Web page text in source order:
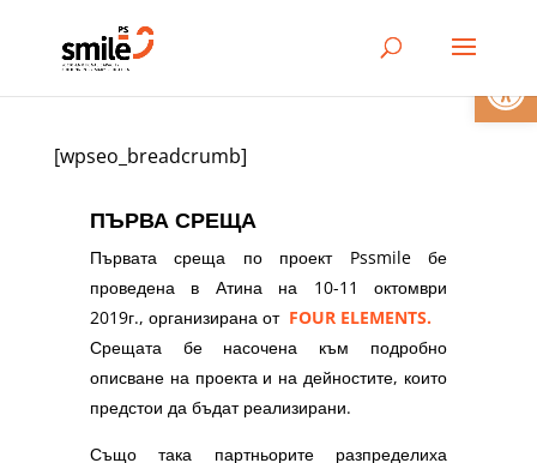
[wpseo_breadcrumb]
ПЪРВА СРЕЩА
Първата среща по проект Pssmile бе
проведена в Атина на 10-11 октомври
2019г., организирана от FOUR ELEMENTS.
Срещата бе насочена към подробно
описване на проекта и на дейностите, които
предстои да бъдат реализирани.
Също така партньорите разпределиха